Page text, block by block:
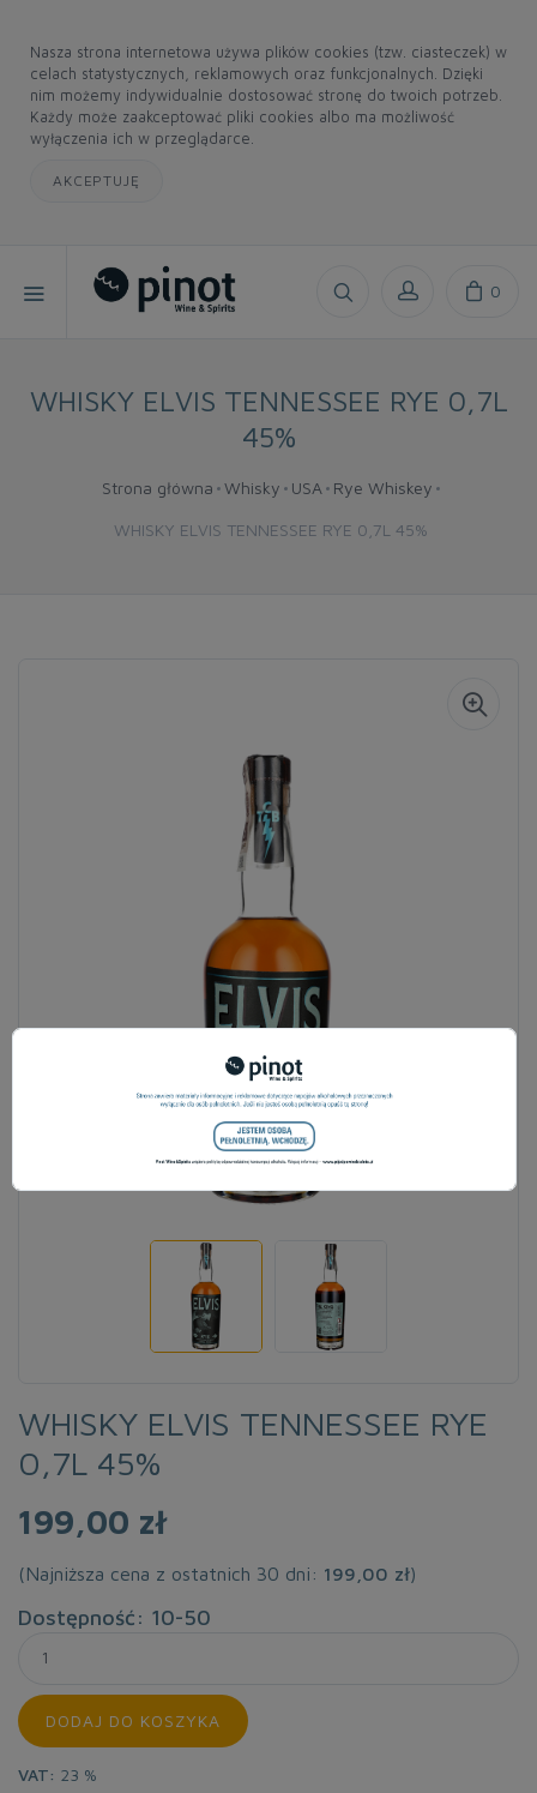
Nasza strona internetowa używa plików cookies (tzw. ciasteczek) w
celach statystycznych, reklamowych oraz funkcjonalnych. Dzięki
nim możemy indywidualnie dostosować stronę do twoich potrzeb.
Każdy może zaakceptować pliki cookies albo ma możliwość
wyłączenia ich w przeglądarce.
AKCEPTUJĘ
0
WHISKY ELVIS TENNESSEE RYE 0,7L
45%
Strona główna Whisky USA Rye Whiskey
WHISKY ELVIS TENNESSEE RYE 0,7L 45%
WHISKY ELVIS TENNESSEE RYE
0,7L 45%
199,00 zł
(Najniższa cena z ostatnich 30 dni: 199,00 zł)
Dostępność: 10-50
DODAJ DO KOSZYKA
VAT: 23 %